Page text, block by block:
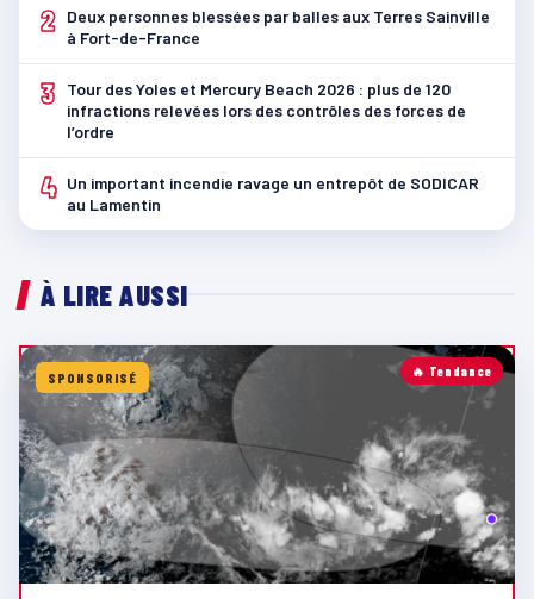
2
Deux personnes blessées par balles aux Terres Sainville
à Fort-de-France
3
Tour des Yoles et Mercury Beach 2026 : plus de 120
infractions relevées lors des contrôles des forces de
l’ordre
4 Un important incendie ravage un entrepôt de SODICAR
au Lamentin
À LIRE AUSSI
🔥 Tendance
SPONSORISÉ